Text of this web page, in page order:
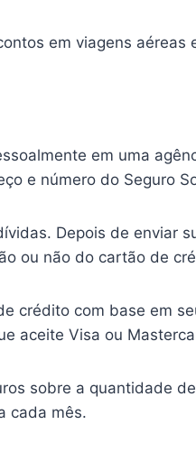
em viagens aéreas
em uma
e número do Seguro
Depois de enviar
ou não do cartão de
crédito com base em
aceite Visa ou
sobre a quantidade
cada mês.